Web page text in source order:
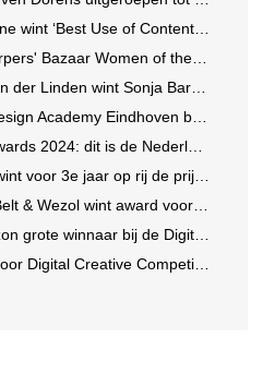
of Content Commerce’ award in samenwerking met HEMA
Bazaar Women of the Year Awards?
Linden wint Sonja Barend Award
Academy Eindhoven bekend
2024: dit is de Nederlandse Shortlist
op rij de prijs voor lekkerste Bokbier van Nederland
award voor succesvolle internationale doorbraak
bij de Digital Impact Awards in Londen
Creative Competition 2024 winnaars bekend